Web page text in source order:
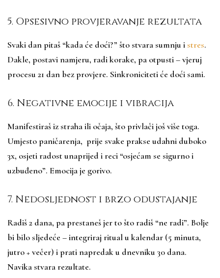
5. Opsesivno provjeravanje rezultata
Svaki dan pitaš “kada će doći?” što stvara sumnju i stres.
Dakle, postavi namjeru, radi korake, pa otpusti – vjeruj
procesu 21 dan bez provjere. Sinkroniciteti će doći sami.​
6. Negativne emocije i vibracija
Manifestiraš iz straha ili očaja, što privlači još više toga.
Umjesto paničarenja, prije svake prakse udahni duboko
3x, osjeti radost unaprijed i reci “osjećam se sigurno i
uzbuđeno”. Emocija je gorivo.​​
7. Nedosljednost i brzo odustajanje
Radiš 2 dana, pa prestaneš jer to što radiš “ne radi”. Bolje
bi bilo sljedeće – integriraj ritual u kalendar (5 minuta,
jutro + večer) i prati napredak u dnevniku 30 dana.
Navika stvara rezultate.​